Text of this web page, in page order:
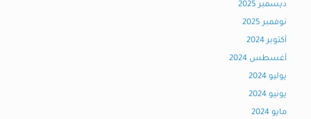
ديسمبر 2025
نوفمبر 2025
أكتوبر 2024
أغسطس 2024
يوليو 2024
يونيو 2024
مايو 2024